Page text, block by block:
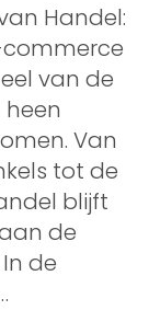
Handel:
commerce
van de
Van
tot de
blijft
de
de